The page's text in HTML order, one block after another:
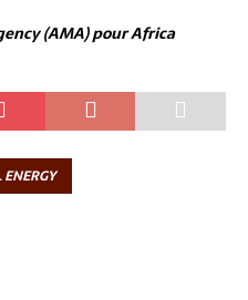
(AMA) pour Africa